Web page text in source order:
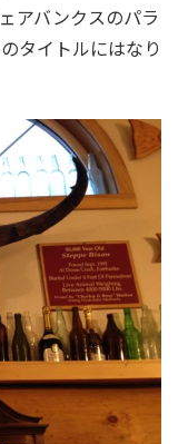
アバンクスのパラ
タイトルにはなり